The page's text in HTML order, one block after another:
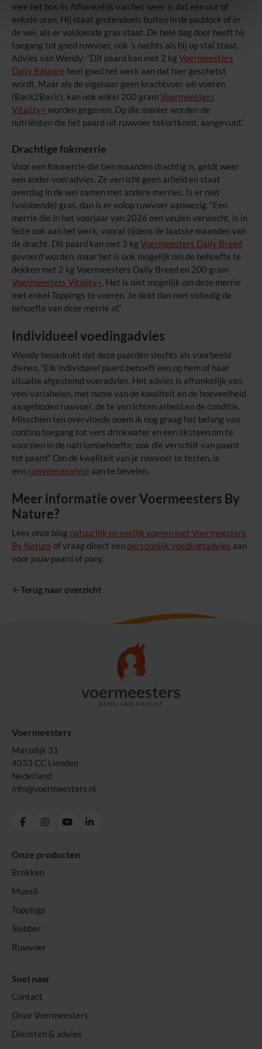
mee het bos in. Afhankelijk van het weer is dat een uur of
enkele uren. Hij staat grotendeels buiten in de paddock of in
de wei, als er voldoende gras staat. De hele dag door heeft hij
toegang tot goed ruwvoer, ook ’s nachts als hij op stal staat.
Advies van Wendy: “Dit paard kan met 2 kg Voermeesters
Daily Balance heel goed het werk aan dat hier geschetst
wordt. Maar als de eigenaar geen krachtvoer wil voeren
(Back2Basic), kan ook enkel 200 gram Voermeesters
Vitality+ worden gegeven. Op die manier worden de
nutriënten die het paard uit ruwvoer tekortkomt, aangevuld.”
Drachtige fokmerrie
Voor een fokmerrie die tien maanden drachtig is, geldt weer
een ander voeradvies. Ze verricht geen arbeid en staat
overdag in de wei samen met andere merries. Is er niet
(voldoende) gras, dan is er volop ruwvoer aanwezig. “Een
merrie die in het voorjaar van 2026 een veulen verwacht, is in
feite ook aan het werk, vooral tijdens de laatste maanden van
de dracht. Dit paard kan met 3 kg Voermeesters Daily Breed
gevoerd worden, maar het is ook mogelijk om de behoefte te
dekken met 2 kg Voermeesters Daily Breed en 200 gram
Voermeesters Vitality+. Het is niet mogelijk om deze merrie
met enkel Toppings te voeren. Je dekt dan niet volledig de
behoefte van deze merrie af.”
Individueel voedingadvies
Wendy benadrukt dat deze paarden slechts als voorbeeld
dienen. “Elk individueel paard behoeft een op hem of haar
situatie afgestemd voeradvies. Het advies is afhankelijk van
veel variabelen, met name van de kwaliteit en de hoeveelheid
aangeboden ruwvoer, de te verrichten arbeid en de conditie.
Misschien ten overvloede noem ik nog graag het belang van
continu toegang tot vers drinkwater en een liksteen om te
voorzien in de natriumbehoefte; ook die verschilt van paard
tot paard.” Om de kwaliteit van je ruwvoer te testen, is
een ruwvoeranalyse aan te bevelen.
Meer informatie over Voermeesters By
Nature?
Lees onze blog natuurlijk en eerlijk voeren met Voermeesters
By Nature of vraag direct een persoonlijk voedingsadvies aan
voor jouw paard of pony.
Terug naar overzicht
Voermeesters
Marsdijk 31
4033 CC Lienden
Nederland
info@voermeesters.nl
FacebookInstagramYouTubeLinkedIn
Onze producten
Brokken
Muesli
Toppings
Slobber
Ruwvoer
Snel naar
Contact
Onze Voermeesters
Diensten & advies